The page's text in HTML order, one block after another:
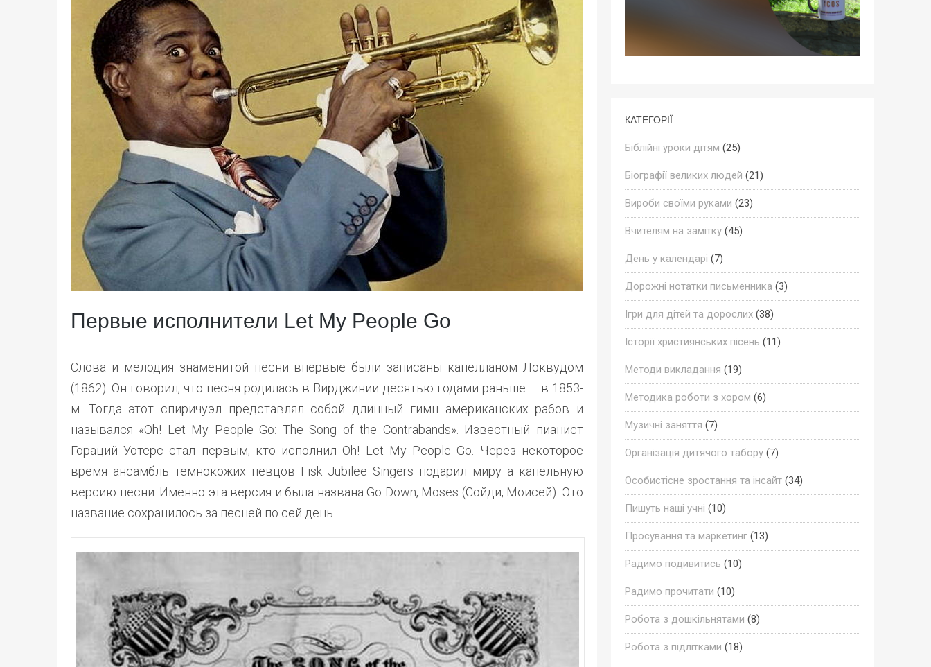
Первые исполнители Let My People Go
Слова и мелодия знаменитой песни впервые были записаны капелланом Локвудом
(1862). Он говорил, что песня родилась в Вирджинии десятью годами раньше – в 1853-
м. Тогда этот спиричуэл представлял собой длинный гимн американских рабов и
назывался «Oh! Let My People Go: The Song of the Contrabands». Известный пианист
Гораций Уотерс стал первым, кто исполнил Oh! Let My People Go. Через некоторое
время ансамбль темнокожих певцов Fisk Jubilee Singers подарил миру а капельную
версию песни. Именно эта версия и была названа Go Down, Moses (Сойди, Моисей). Это
название сохранилось за песней по сей день.
КАТЕГОРІЇ
Біблійні уроки дітям (25)
Біографії великих людей (21)
Вироби своїми руками (23)
Вчителям на замітку(45)
День у календарі (7)
Дорожні нотатки письменника (3)
Ігри для дітей та дорослих(38)
Історії християнських пісень (11)
Методи викладання (19)
Методика роботи з хором (6)
Музичні заняття (7)
Організація дитячого табору(7)
Особистісне зростання та інсайт(34)
Пишуть наші учні (10)
Просування та маркетинг(13)
Радимо подивитись (10)
Радимо прочитати (10)
Робота з дошкільнятами (8)
Робота з підлітками (18)